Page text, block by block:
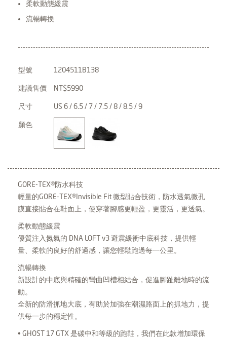
柔軟動態緩震
流暢轉換
型號 1204511B138
建議售價 NT$5990
尺寸 US 6 / 6.5 / 7 / 7.5 / 8 / 8.5 / 9
顏色
GORE-TEX®防水科技
輕量的GORE-TEX®Invisible Fit 微型貼合技術，防水透氣微孔
膜直接貼合在鞋面上，使穿著腳感更輕盈，更靈活，更透氣。
柔軟動態緩震
優質注入氮氣的 DNA LOFT v3 避震緩衝中底科技，提供輕
量、柔軟的良好的舒適感，讓您輕鬆跑過每一公里。
流暢轉換
新設計的中底與精確的彎曲凹槽相結合，促進腳趾離地時的流
動。
全新的防滑抓地大底，有助於加強在潮濕路面上的抓地力，提
供每一步的穩定性。
• GHOST 17 GTX 是碳中和等級的跑鞋，我們在此款增加環保